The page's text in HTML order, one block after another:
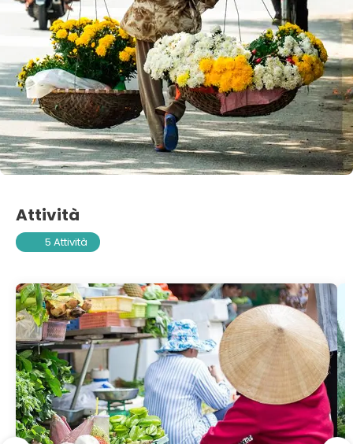
Attività
5 Attività